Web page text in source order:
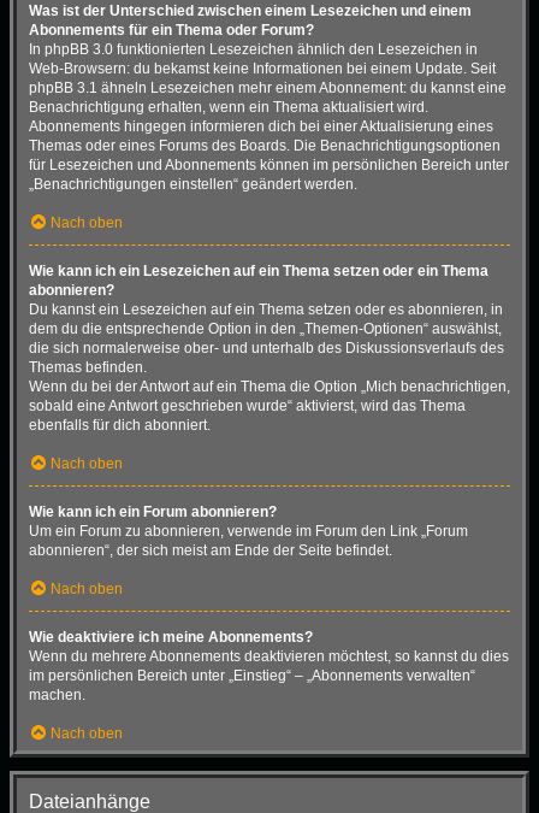
Was ist der Unterschied zwischen einem Lesezeichen und einem
Abonnements für ein Thema oder Forum?
In phpBB 3.0 funktionierten Lesezeichen ähnlich den Lesezeichen in
Web-Browsern: du bekamst keine Informationen bei einem Update. Seit
phpBB 3.1 ähneln Lesezeichen mehr einem Abonnement: du kannst eine
Benachrichtigung erhalten, wenn ein Thema aktualisiert wird.
Abonnements hingegen informieren dich bei einer Aktualisierung eines
Themas oder eines Forums des Boards. Die Benachrichtigungsoptionen
für Lesezeichen und Abonnements können im persönlichen Bereich unter
„Benachrichtigungen einstellen“ geändert werden.
Nach oben
Wie kann ich ein Lesezeichen auf ein Thema setzen oder ein Thema
abonnieren?
Du kannst ein Lesezeichen auf ein Thema setzen oder es abonnieren, in
dem du die entsprechende Option in den „Themen-Optionen“ auswählst,
die sich normalerweise ober- und unterhalb des Diskussionsverlaufs des
Themas befinden.
Wenn du bei der Antwort auf ein Thema die Option „Mich benachrichtigen,
sobald eine Antwort geschrieben wurde“ aktivierst, wird das Thema
ebenfalls für dich abonniert.
Nach oben
Wie kann ich ein Forum abonnieren?
Um ein Forum zu abonnieren, verwende im Forum den Link „Forum
abonnieren“, der sich meist am Ende der Seite befindet.
Nach oben
Wie deaktiviere ich meine Abonnements?
Wenn du mehrere Abonnements deaktivieren möchtest, so kannst du dies
im persönlichen Bereich unter „Einstieg“ – „Abonnements verwalten“
machen.
Nach oben
Dateianhänge